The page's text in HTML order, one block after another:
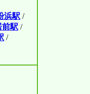
浜駅 /
前駅 /
/